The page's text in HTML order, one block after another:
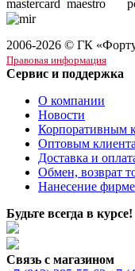
2006-2026 © ГК
Правовая информация
Сервис и поддержка
О компании
Новости
Корпоративным
Оптовым
Доставка и
Обмен, возврат
Нанесение
Будьте всегда в курсе!
Связь с магазином